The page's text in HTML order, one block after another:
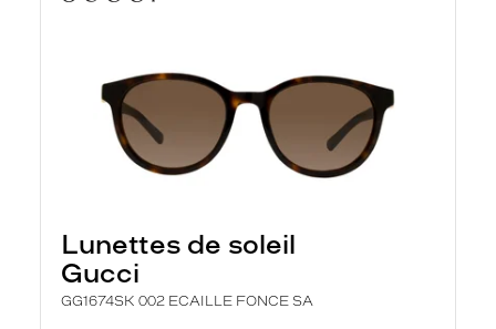
Lunettes de soleil
Gucci
GG1674SK 002 ECAILLE FONCE SA